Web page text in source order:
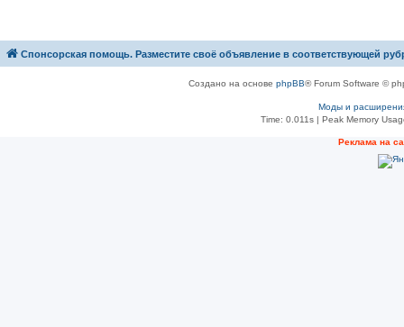
Спонсорская помощь. Разместите своё объявление в соответствующей
Создано на основе phpBB® Forum Software ©
Моды и
Time: 0.011s | Peak Memory
Рeклама на